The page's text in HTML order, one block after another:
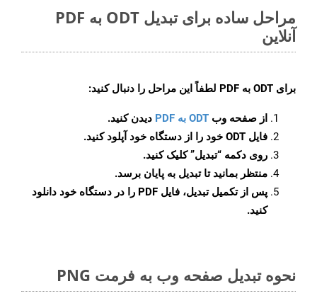
مراحل ساده برای تبدیل ODT به PDF
آنلاین
برای ODT به PDF لطفاً این مراحل را دنبال کنید:
از صفحه وب ODT به PDF
دیدن کنید.
فایل ODT خود را از دستگاه خود آپلود کنید.
روی دکمه “تبدیل”کلیک کنید.
منتظر بمانید تا تبدیل به پایان برسد.
پس از تکمیل تبدیل، فایل PDF را در دستگاه خود دانلود
کنید.
نحوه تبدیل صفحه وب به فرمت PNG